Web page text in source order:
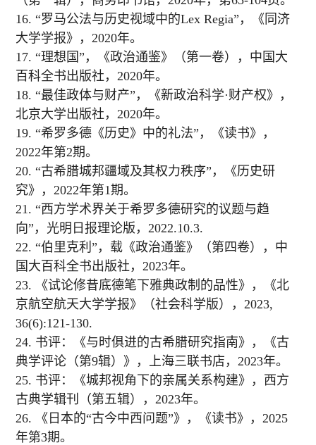
16. “罗马公法与历史视域中的Lex Regia”，《同济
大学学报》，2020年。
17. “理想国”，《政治通鉴》（第一卷），中国大
百科全书出版社，2020年。
18. “最佳政体与财产”，《新政治科学·财产权》，
北京大学出版社，2020年。
19. “希罗多德《历史》中的礼法”，《读书》，
2022年第2期。
20. “古希腊城邦疆域及其权力秩序”，《历史研
究》，2022年第1期。
21. “西方学术界关于希罗多德研究的议题与趋
向”，光明日报理论版，2022.10.3.
22. “伯里克利”，载《政治通鉴》（第四卷），中
国大百科全书出版社，2023年。
23. 《试论修昔底德笔下雅典政制的品性》，《北
京航空航天大学学报》（社会科学版），2023,
36(6):121-130.
24. 书评：《与时俱进的古希腊研究指南》，《古
典学评论（第9辑）》，上海三联书店，2023年。
25. 书评：《城邦视角下的亲属关系构建》，西方
古典学辑刊（第五辑），2023年。
26. 《日本的“古今中西问题”》，《读书》，2025
年第3期。